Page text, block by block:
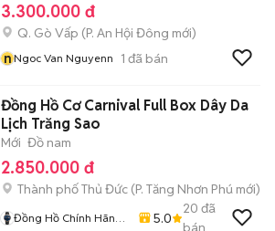
3.300.000 đ
Q. Gò Vấp (P. An Hội Đông mới)
nNgoc Van Nguyenn 1 đã bán
Đồng Hồ Cơ Carnival Full Box Dây Da
Lịch Trăng Sao
Mới Đồ nam
2.850.000 đ
Thành phố Thủ Đức (P. Tăng Nhơn Phú mới)
Đồng Hồ Chính Hãng
5.0
20 đã
bán